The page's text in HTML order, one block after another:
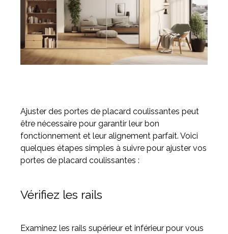
Ajuster des portes de placard coulissantes peut
être nécessaire pour garantir leur bon
fonctionnement et leur alignement parfait. Voici
quelques étapes simples à suivre pour ajuster vos
portes de placard coulissantes :
Vérifiez les rails
Examinez les rails supérieur et inférieur pour vous